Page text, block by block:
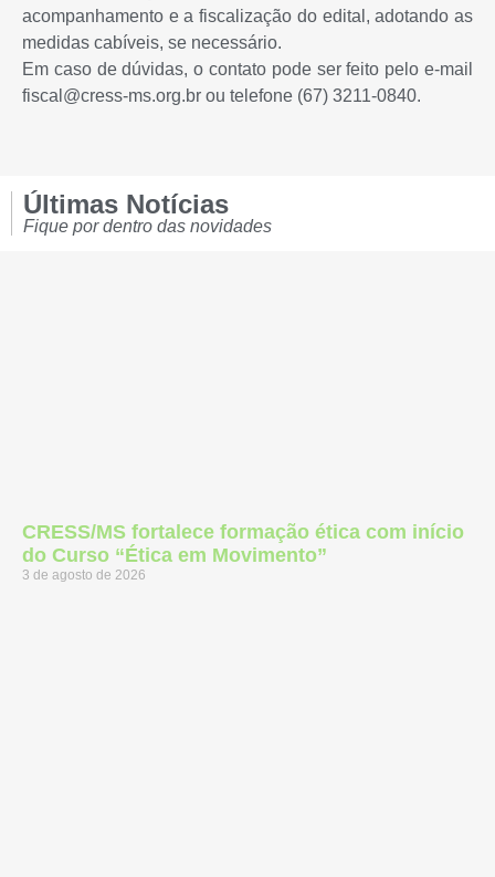
acompanhamento e a fiscalização do edital, adotando as
medidas cabíveis, se necessário.
Em caso de dúvidas, o contato pode ser feito pelo e-mail
fiscal@cress-ms.org.br ou telefone (67) 3211-0840.
Últimas Notícias
Fique por dentro das novidades
CRESS/MS fortalece formação ética com início
do Curso “Ética em Movimento”
3 de agosto de 2026